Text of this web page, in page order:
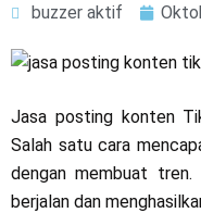
buzzer aktif
Jasa posting konten
Salah satu cara
dengan membuat
berjalan dan